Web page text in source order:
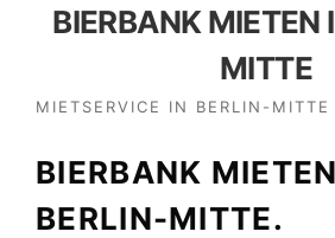
BIERBANK MIETEN
MITTE
MIETSERVICE IN BERLIN-MITTE
BIERBANK
BERLIN-MITTE.